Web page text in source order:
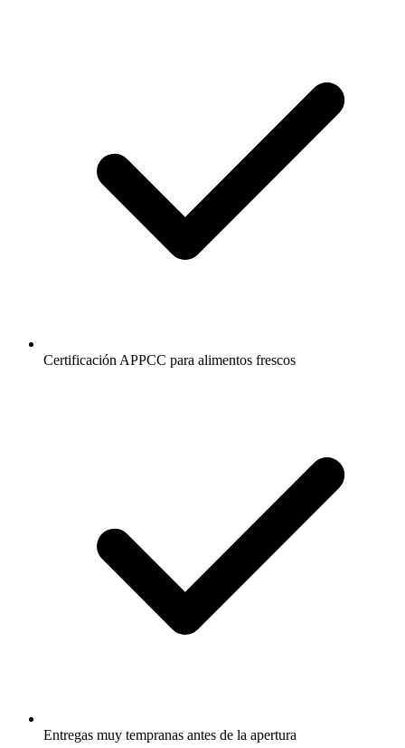
Certificación APPCC para alimentos frescos
Entregas muy tempranas antes de la apertura